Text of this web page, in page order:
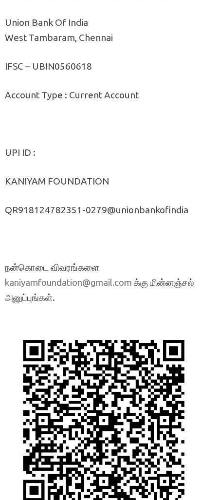
Union Bank Of India
West Tambaram, Chennai
IFSC – UBIN0560618
Account Type : Current Account
UPI ID :
KANIYAM FOUNDATION
QR918124782351-0279@unionbankofindia
நன்கொடை விவரங்களை
kaniyamfoundation@gmail.com க்கு மின்னஞ்சல்
அனுப்புங்கள்.